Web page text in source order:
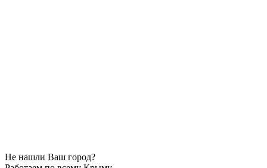
Не нашли Ваш город?